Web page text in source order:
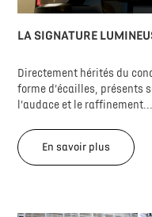
LA SIGNATURE
Directement hérités du
forme d’écailles, présents
l’audace et le raffinement...
En savoir plus